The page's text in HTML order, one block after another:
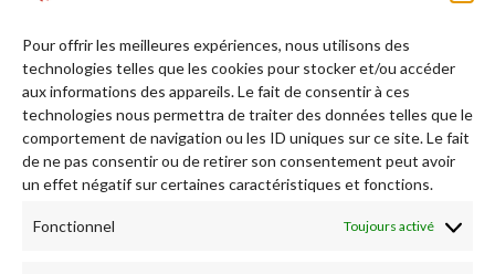
Pour offrir les meilleures expériences, nous utilisons des
technologies telles que les cookies pour stocker et/ou accéder
aux informations des appareils. Le fait de consentir à ces
technologies nous permettra de traiter des données telles que le
comportement de navigation ou les ID uniques sur ce site. Le fait
de ne pas consentir ou de retirer son consentement peut avoir
un effet négatif sur certaines caractéristiques et fonctions.
Fonctionnel Toujours activé
Afficher plus... Suivez-nous sur Instagram